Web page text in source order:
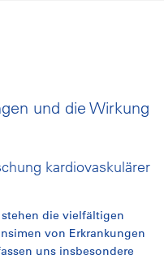
und die Wirkung
kardiovaskulärer
die vielfältigen
von Erkrankungen
uns insbesondere